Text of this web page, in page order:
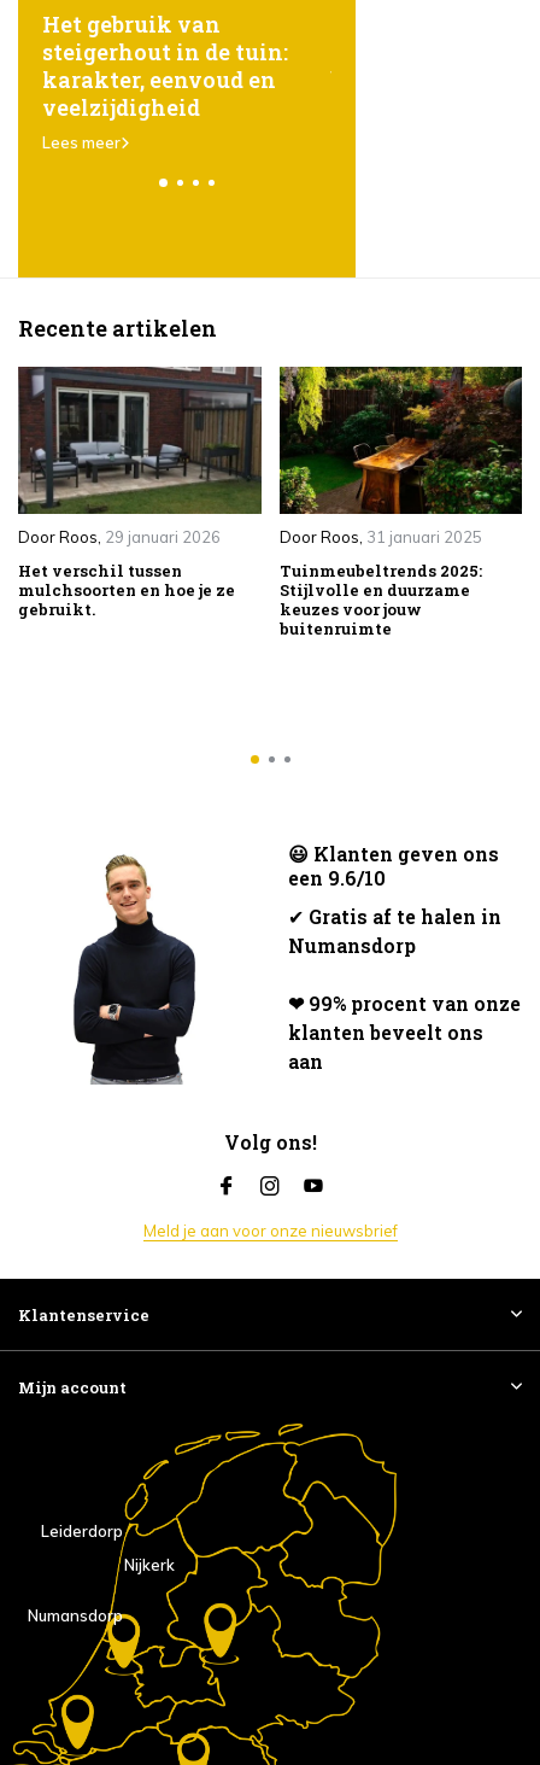
Het gebruik van
steigerhout in de tuin:
karakter, eenvoud en
veelzijdigheid
Lees meer
Recente artikelen
DoorRoos, 29 januari 2026
Het verschil tussen
mulchsoorten en hoe je ze
gebruikt.
DoorRoos, 31 januari 2025
Tuinmeubeltrends 2025:
Stijlvolle en duurzame
keuzes voor jouw
buitenruimte
😃 Klanten geven ons
een 9.6/10
✔ Gratis af te halen in
Numansdorp
❤ 99% procent van onze
klanten beveelt ons
aan
Volg ons!
Meld je aan voor onze nieuwsbrief
Klantenservice
Mijn account
Nijkerk
Numansdorp
Leiderdorp